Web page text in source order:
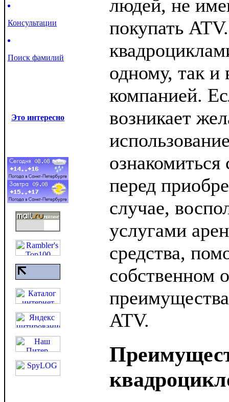
Консультации
Поиск фамилий
Это интересно
людей, не
покупать
одному, так и
компанией.
возникает
перед
случае,
услугами
средства,
собственном
ATV.